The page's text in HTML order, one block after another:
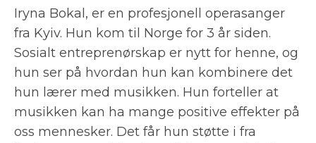
Iryna Bokal, er en profesjonell operasanger
fra Kyiv. Hun kom til Norge for 3 år siden.
Sosialt entreprenørskap er nytt for henne, og
hun ser på hvordan hun kan kombinere det
hun lærer med musikken. Hun forteller at
musikken kan ha mange positive effekter på
oss mennesker. Det får hun støtte i fra